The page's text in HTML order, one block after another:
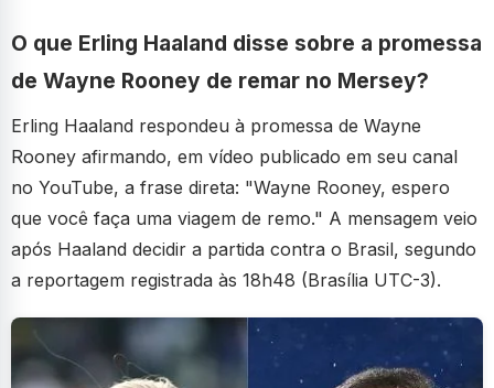
O que Erling Haaland disse sobre a promessa
de Wayne Rooney de remar no Mersey?
Erling Haaland respondeu à promessa de Wayne
Rooney afirmando, em vídeo publicado em seu canal
no YouTube, a frase direta: "Wayne Rooney, espero
que você faça uma viagem de remo." A mensagem veio
após Haaland decidir a partida contra o Brasil, segundo
a reportagem registrada às 18h48 (Brasília UTC-3).